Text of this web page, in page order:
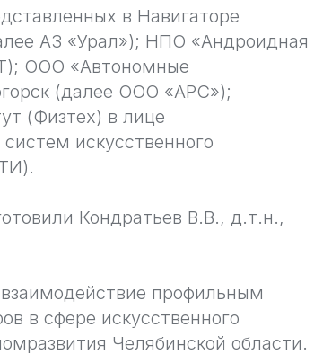
в Навигаторе
АЗ «Урал»); НПО «Андроидная
ООО «Автономные
(далее ООО «АРС»);
(Физтех) в лице
искусственного
Кондратьев В.В., д.т.н.,
профильным
в сфере искусственного
Челябинской области.